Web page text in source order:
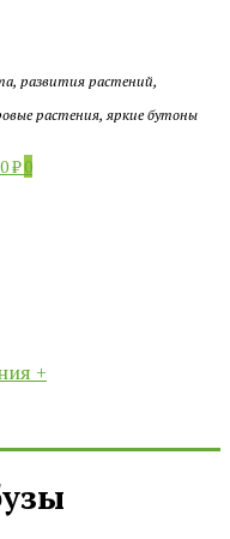
развития растений,
растения, яркие бутоны
0₽ 0
+